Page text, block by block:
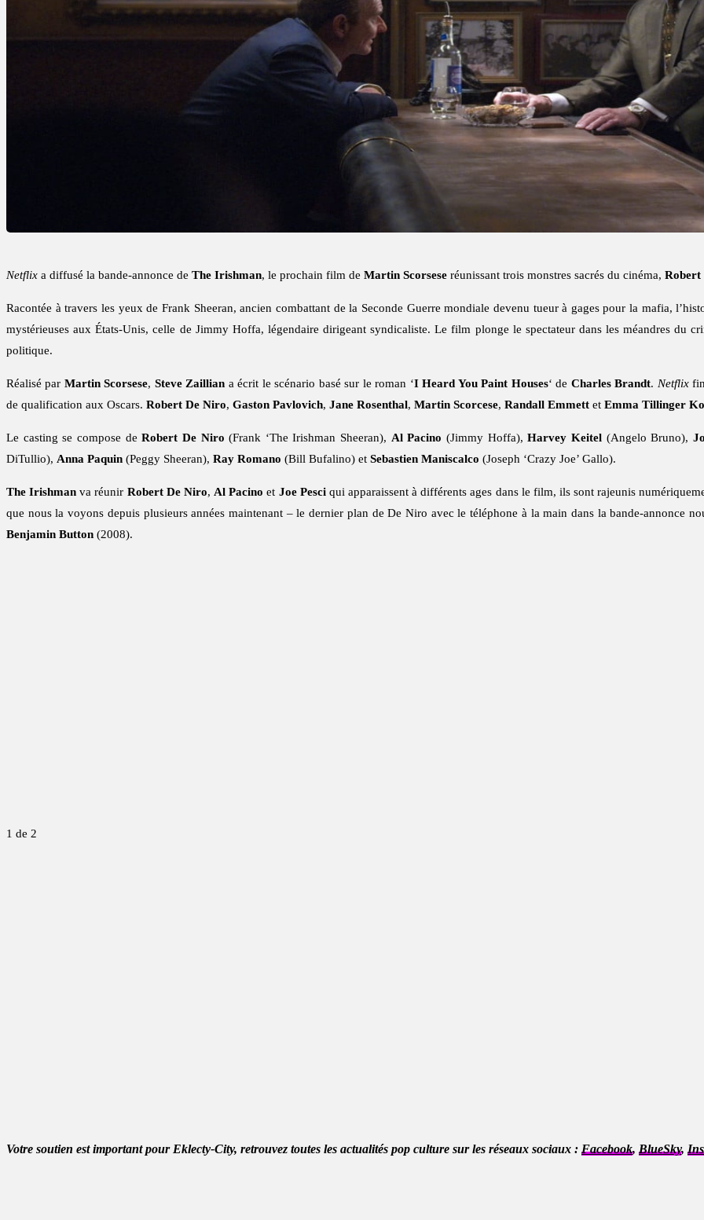
Netflix a diffusé la bande-annonce de The Irishman, le prochain film de Martin Scorsese réunissant trois monstres sacrés du cinéma, Robert
Racontée à travers les yeux de Frank Sheeran, ancien combattant de la Seconde Guerre mondiale devenu tueur à gages pour la mafia,
mystérieuses aux États-Unis, celle de Jimmy Hoffa, légendaire dirigeant syndicaliste. Le film plonge le spectateur dans les méandres du
politique.
Réalisé par Martin Scorsese, Steve Zaillian a écrit le scénario basé sur le roman ‘I Heard You Paint Houses‘ de Charles Brandt. Netflix
de qualification aux Oscars. Robert De Niro, Gaston Pavlovich, Jane Rosenthal, Martin Scorcese, Randall Emmett et Emma Tillinger
Le casting se compose deRobert De Niro (Frank ‘The Irishman Sheeran), Al Pacino (Jimmy Hoffa),Harvey Keitel(Angelo Bruno),
DiTullio), Anna Paquin (Peggy Sheeran), Ray Romano (Bill Bufalino) et Sebastien Maniscalco (Joseph ‘Crazy Joe’ Gallo).
The Irishman va réunir Robert De Niro, Al Pacino et Joe Pesciqui apparaissent à différents ages dans le film, ils sont rajeunis
que nous la voyons depuis plusieurs années maintenant – le dernier plan de De Niro avec le téléphone à la main dans la bande-annonce
Benjamin Button (2008).
1 de 2
Votre soutien est important pour Eklecty-City, retrouvez toutes les actualités pop culture sur les réseaux sociaux : Facebook, BlueSky,